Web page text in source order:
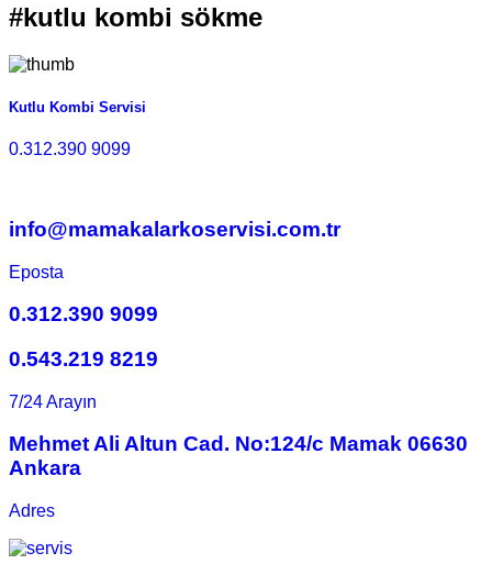
#kutlu kombi sökme
Kutlu Kombi Servisi
0.312.390 9099
info@mamakalarkoservisi.com.tr
Eposta
0.312.390 9099
0.543.219 8219
7/24 Arayın
Mehmet Ali Altun Cad. No:124/c Mamak 06630
Ankara
Adres